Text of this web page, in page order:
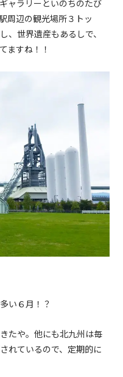
ャラリーといのちのたび
周辺の観光場所３トッ
、世界遺産もあるしで、
ますね！！
い６月！？
たや。他にも北九州は毎
れているので、定期的に